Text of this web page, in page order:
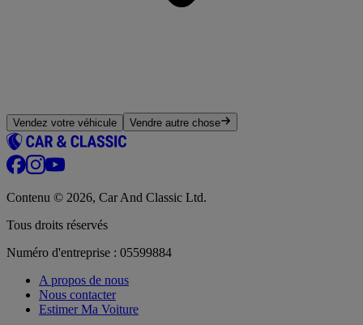
Vendez votre véhicule Vendre autre chose
Contenu © 2026, Car And Classic Ltd.
Tous droits réservés
Numéro d'entreprise : 05599884
A propos de nous
Nous contacter
Estimer Ma Voiture